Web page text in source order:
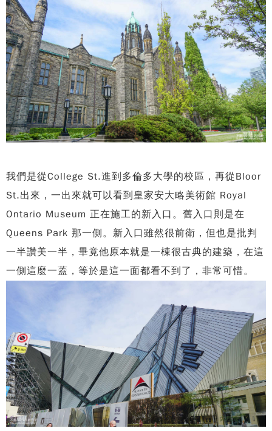
我們是從College St.進到多倫多大學的校區，再從Bloor
St.出來，一出來就可以看到皇家安大略美術館 Royal
Ontario Museum 正在施工的新入口。舊入口則是在
Queens Park 那一側。新入口雖然很前衛，但也是批判
一半讚美一半，畢竟他原本就是一棟很古典的建築，在這
一側這麼一蓋，等於是這一面都看不到了，非常可惜。